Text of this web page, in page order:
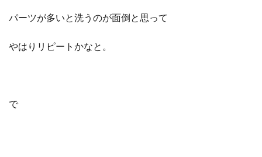
パーツが多いと洗うのが面倒と思って
やはりリピートかなと。
で